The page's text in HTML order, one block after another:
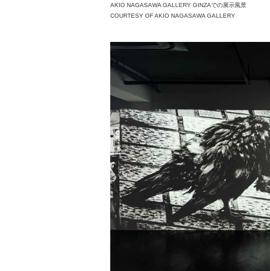
AKIO NAGASAWA GALLERY GINZAでの展示風景
COURTESY OF AKIO NAGASAWA GALLERY